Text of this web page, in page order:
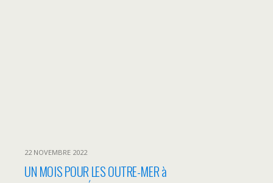
22 NOVEMBRE 2022
UN MOIS POUR LES OUTRE-MER à